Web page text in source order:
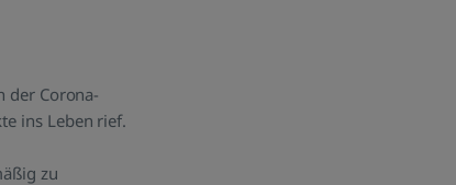
der Corona-
ins Leben rief.
zu